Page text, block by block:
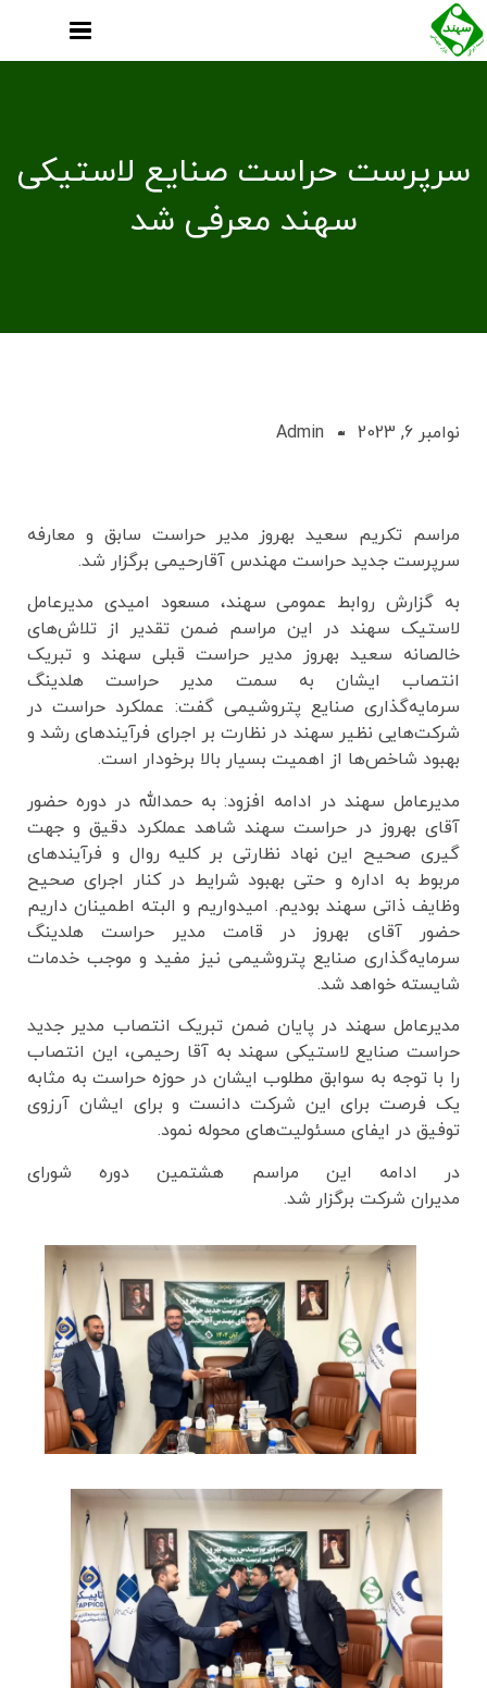
سرپرست حراست صنایع لاستیکی
سهند معرفی شد
نوامبر 6, 2023 Admin
مراسم تکریم سعید بهروز مدیر حراست سابق و معارفه
سرپرست جدید حراست مهندس آقارحیمی برگزار شد.
به گزارش روابط عمومی سهند، مسعود امیدی مدیرعامل
لاستیک سهند در این مراسم ضمن تقدیر از تلاش‌های
خالصانه سعید بهروز مدیر حراست قبلی سهند و تبریک
انتصاب ایشان به سمت مدیر حراست هلدینگ
سرمایه‌گذاری صنایع پتروشیمی‌ گفت: عملکرد حراست در
شرکت‌هایی نظیر سهند در نظارت بر اجرای فرآیندهای رشد و
بهبود شاخص‌ها از اهمیت بسیار بالا برخودار است‌.
مدیرعامل سهند در ادامه افزود: به‌ حمدالله در دوره حضور
آقای بهروز در حراست سهند شاهد عملکرد دقیق و جهت
گیری صحیح این نهاد نظارتی بر کلیه روال‌ و فرآیندهای
مربوط به اداره و حتی بهبود شرایط در کنار اجرای صحیح
وظایف ذاتی سهند بودیم. امیدواریم و البته اطمینان داریم
حضور آقای بهروز در قامت مدیر حراست هلدینگ
سرمایه‌گذاری صنایع پتروشیمی نیز مفید و موجب خدمات
شایسته خواهد شد.
مدیرعامل سهند در پایان ضمن تبریک انتصاب مدیر جدید
حراست صنایع لاستیکی سهند به آقا رحیمی، این انتصاب
را با توجه به سوابق مطلوب ایشان در حوزه حراست به مثابه
یک فرصت برای این شرکت دانست و برای ایشان آرزوی
توفیق در ایفای مسئولیت‌های محوله نمود.
در ادامه این مراسم هشتمین دوره شورای
مدیران شرکت برگزار شد.